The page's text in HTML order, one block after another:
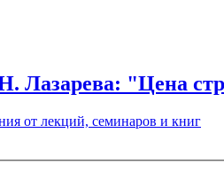
Лазарева: "Цена
от лекций, семинаров и книг